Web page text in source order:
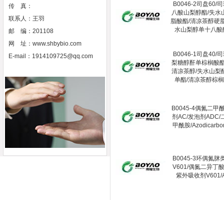
传 真：
联系人：王羽
邮 编：201108
网 址： www.shbybio.com
E-mail： 1914109725@qq.com
B0046-2司盘60/
八酸山梨醇酯/失水
脂酸酯/清凉茶醇硬
水山梨醇单十八酸
B0046-1司盘40/
梨糖醇酐单棕榈酸
清凉茶醇/失水山梨
单酯/清凉茶醇棕
B0045-4偶氮二甲
剂AC/发泡剂ADC/
甲酰胺/
B0045-3环偶氮脒
V601/偶氮二异丁
紫外吸收剂V601/